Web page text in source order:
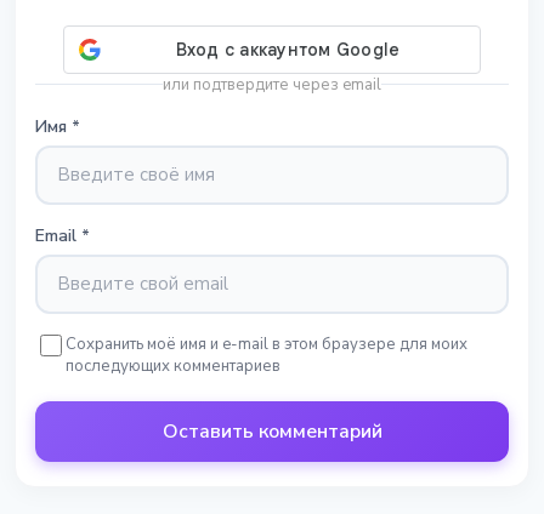
или подтвердите через email
Имя *
Email *
Сохранить моё имя и e-mail в этом браузере для моих
последующих комментариев
Оставить комментарий